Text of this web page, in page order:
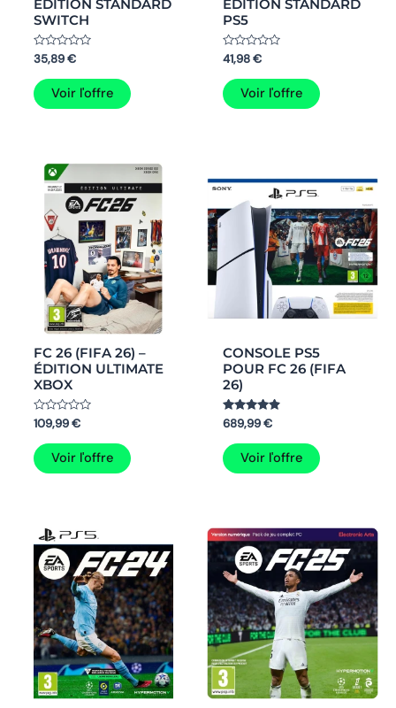
ÉDITION STANDARD
SWITCH
Note
0
sur
5
35,89€
Voir l'offre
ÉDITION STANDARD
PS5
Note
0
sur
5
41,98€
Voir l'offre
FC 26 (FIFA 26) –
ÉDITION ULTIMATE
XBOX
Note
0
sur
5
109,99€
Voir l'offre
CONSOLE PS5
POUR FC 26 (FIFA
26)
Note
4.8
sur 5
689,99€
Voir l'offre